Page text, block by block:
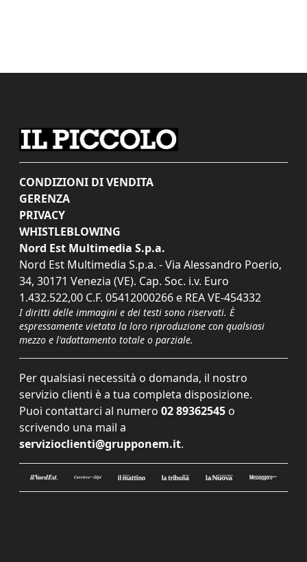
CONDIZIONI DI VENDITA
GERENZA
PRIVACY
WHISTLEBLOWING
Nord Est Multimedia S.p.a.
Nord Est Multimedia S.p.a. - Via Alessandro Poerio,
34, 30171 Venezia (VE). Cap. Soc. i.v. Euro
1.432.522,00 C.F. 05412000266 e REA VE-454332
I diritti delle immagini e dei testi sono riservati. È
espressamente vietata la loro riproduzione con qualsiasi
mezzo e l'adattamento totale o parziale.
Per qualsiasi necessità o domanda, il nostro
servizio clienti è a tua completa disposizione.
Puoi contattarci al numero 02 89362545 o
scrivendo una mail a
servizioclienti@grupponem.it.